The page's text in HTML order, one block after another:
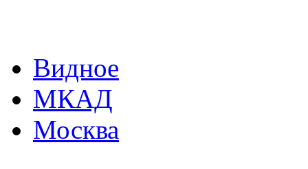
Видное
МКАД
Москва